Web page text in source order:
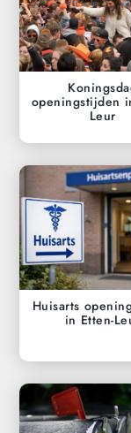
openingstijden
Leur
Huisarts
in Etten-